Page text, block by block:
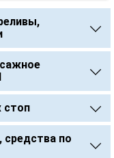
стоп
по